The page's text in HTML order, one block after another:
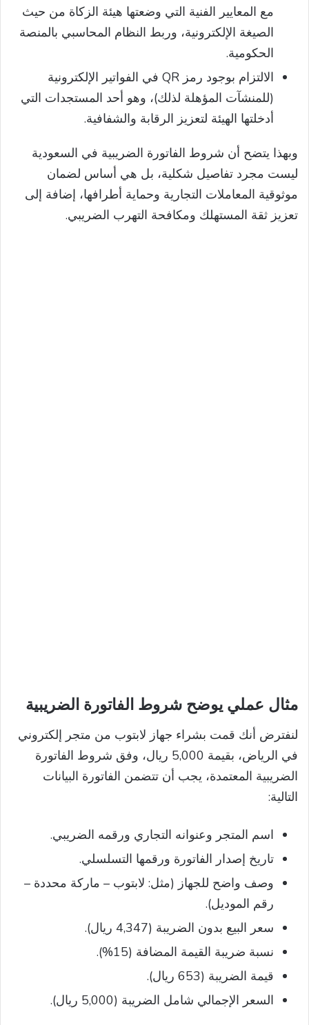
مع المعايير الفنية التي وضعتها هيئة الزكاة من حيث
الصيغة الإلكترونية، وربط النظام المحاسبي بالمنصة
الحكومية.
الالتزام بوجود رمز QR في الفواتير الإلكترونية
(للمنشآت المؤهلة لذلك)، وهو أحد المستجدات التي
أدخلتها الهيئة لتعزيز الرقابة والشفافية.
وبهذا يتضح أن شروط الفاتورة الضريبية في السعودية
ليست مجرد تفاصيل شكلية، بل هي أساس لضمان
موثوقية المعاملات التجارية وحماية أطرافها، إضافة إلى
تعزيز ثقة المستهلك ومكافحة التهرب الضريبي.
مثال عملي يوضح شروط الفاتورة الضريبية
لنفترض أنك قمت بشراء جهاز لابتوب من متجر إلكتروني
في الرياض، بقيمة 5,000 ريال، وفق شروط الفاتورة
الضريبية المعتمدة، يجب أن تتضمن الفاتورة البيانات
التالية:
اسم المتجر وعنوانه التجاري ورقمه الضريبي.
تاريخ إصدار الفاتورة ورقمها التسلسلي.
وصف واضح للجهاز (مثل: لابتوب – ماركة محددة –
رقم الموديل).
سعر البيع بدون الضريبة (4,347 ريال).
نسبة ضريبة القيمة المضافة (15%).
قيمة الضريبة (653 ريال).
السعر الإجمالي شامل الضريبة (5,000 ريال).